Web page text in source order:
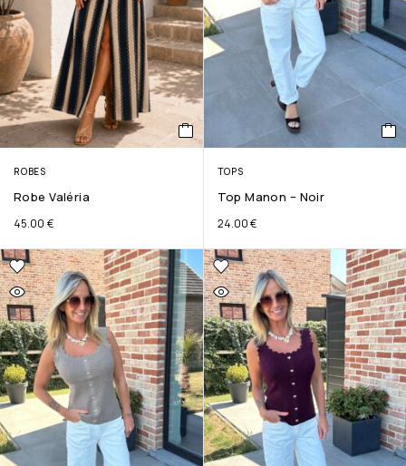
ROBES
Robe Valéria
45.00 €
TOPS
Top Manon – Noir
24.00€